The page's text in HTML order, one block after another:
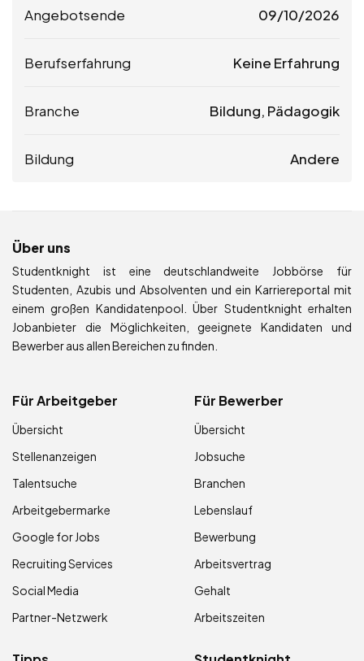
Angebotsende 09/10/2026
Berufserfahrung Keine Erfahrung
Branche Bildung, Pädagogik
Bildung Andere
Über uns
Studentknight ist eine deutschlandweite Jobbörse für
Studenten, Azubis und Absolventen und ein Karriereportal mit
einem großen Kandidatenpool. Über Studentknight erhalten
Jobanbieter die Möglichkeiten, geeignete Kandidaten und
Bewerber aus allen Bereichen zu finden.
Für Arbeitgeber
Übersicht
Stellenanzeigen
Talentsuche
Arbeitgebermarke
Google for Jobs
Recruiting Services
Social Media
Partner-Netzwerk
Für Bewerber
Übersicht
Jobsuche
Branchen
Lebenslauf
Bewerbung
Arbeitsvertrag
Gehalt
Arbeitszeiten